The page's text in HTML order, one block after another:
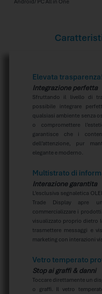
Elevata trasparenza!
Integrazione perfetta
Sfruttando il livello di
possibile integrare
qualsiasi ambiente senza
o compromettere
garantisce che i
dell’attenzione, pur
elegante e moderno.
Multistrato di
Interazione garantita
L’esclusiva segnaletica
Trade Display apre
commercializzare i
visualizzato proprio dietro
trasmettere messaggi e
marketing con interazioni
Vetro temperato
Stop ai graffi & danni
Toccare direttamente un
o graffi. Il vetro